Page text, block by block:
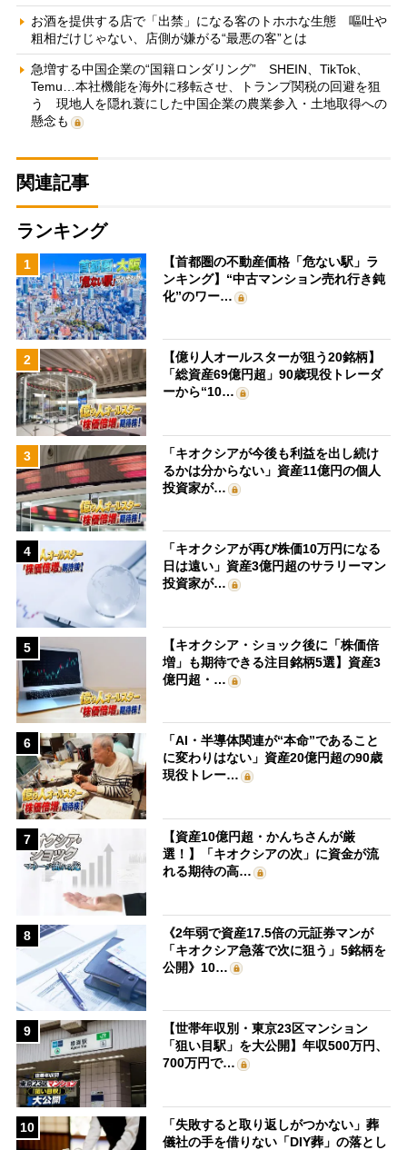
お酒を提供する店で「出禁」になる客のトホホな生態 嘔吐や
粗相だけじゃない、店側が嫌がる“最悪の客”とは
急増する中国企業の“国籍ロンダリング” SHEIN、TikTok、
Temu…本社機能を海外に移転させ、トランプ関税の回避を狙
う 現地人を隠れ蓑にした中国企業の農業参入・土地取得への
懸念も
関連記事
ランキング
1
【首都圏の不動産価格「危ない駅」ラ
ンキング】“中古マンション売れ行き鈍
化”のワー…
2
【億り人オールスターが狙う20銘柄】
「総資産69億円超」90歳現役トレーダ
ーから“10…
3
「キオクシアが今後も利益を出し続け
るかは分からない」資産11億円の個人
投資家が…
4
「キオクシアが再び株価10万円になる
日は遠い」資産3億円超のサラリーマン
投資家が…
5
【キオクシア・ショック後に「株価倍
増」も期待できる注目銘柄5選】資産3
億円超・…
6
「AI・半導体関連が“本命”であること
に変わりはない」資産20億円超の90歳
現役トレー…
7
【資産10億円超・かんちさんが厳
選！】「キオクシアの次」に資金が流
れる期待の高…
8
《2年弱で資産17.5倍の元証券マンが
「キオクシア急落で次に狙う」5銘柄を
公開》10…
9
【世帯年収別・東京23区マンション
「狙い目駅」を大公開】年収500万円、
700万円で…
10
「失敗すると取り返しがつかない」葬
儀社の手を借りない「DIY葬」の落とし